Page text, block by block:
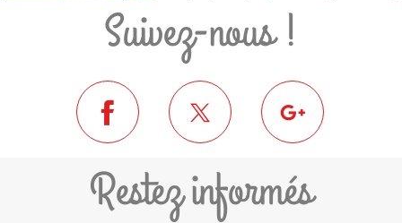
Suivez-nous !
Restez informés